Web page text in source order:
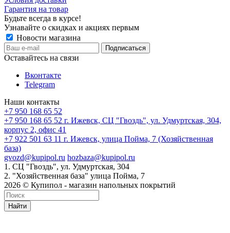
Гарантия на товар
Будьте всегда в курсе!
Узнавайте о скидках и акциях первым
Новости магазина
Оставайтесь на связи
Вконтакте
Telegram
Наши контакты
+7 950 168 65 52
+7 950 168 65 52 г. Ижевск, СЦ "Гвоздь", ул. Удмуртская, 304,
корпус 2, офис 41
+7 922 501 63 11 г. Ижевск, улица Пойма, 7 (Хозяйственная
база)
gvozd@kupipol.ru hozbaza@kupipol.ru
1. СЦ "Гвоздь", ул. Удмуртская, 304
2. "Хозяйственная база" улица Пойма, 7
2026 © Купипол - магазин напольных покрытий
Найти